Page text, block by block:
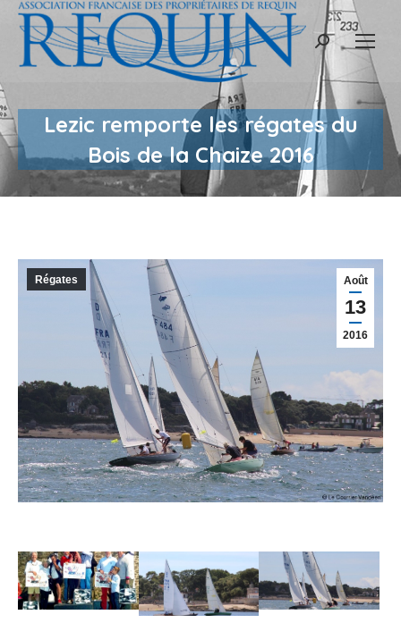
Recherche
Lezic remporte les régates du
Bois de la Chaize 2016
Août
13
2016
Régates